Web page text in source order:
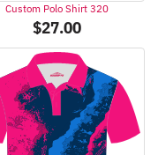
Custom Polo Shirt 320
$27.00